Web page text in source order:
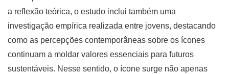
a reflexão teórica, o estudo inclui também uma
investigação empírica realizada entre jovens, destacando
como as percepções contemporâneas sobre os ícones
continuam a moldar valores essenciais para futuros
sustentáveis. Nesse sentido, o ícone surge não apenas